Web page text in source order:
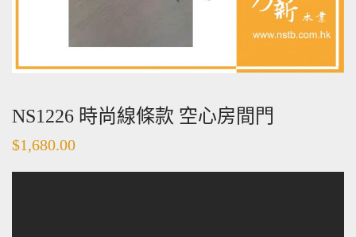
NS1226 時尚線條款 空心房間門
$1,680.00